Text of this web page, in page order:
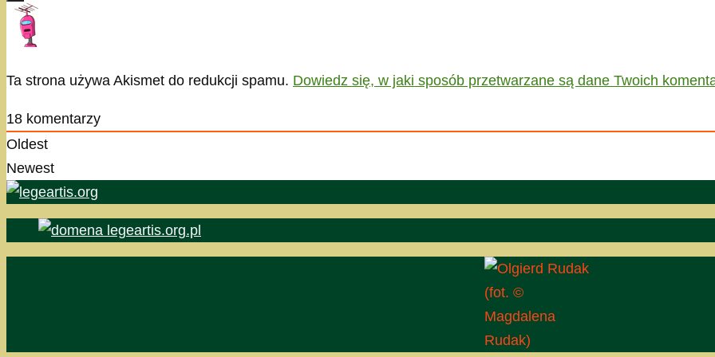
Ta strona używa Akismet do redukcji spamu. Dowiedz się, w jaki sposób przetwarzane są dane Twoich
18 komentarzy
Oldest
Newest
(fot. ©
Magdalena
Rudak)